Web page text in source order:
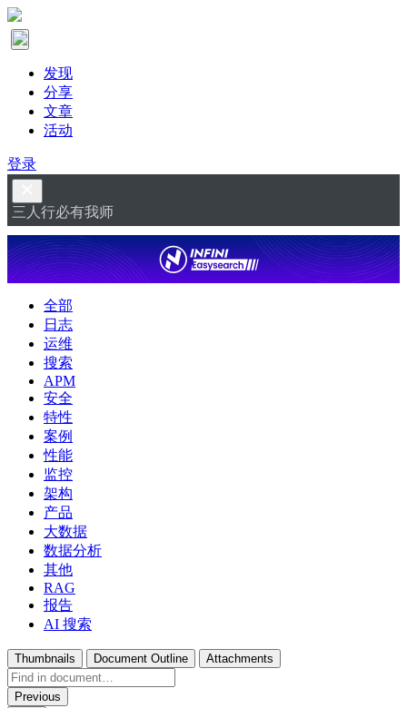
发现
分享
文章
活动
登录
三人行必有我师
全部
日志
运维
搜索
APM
安全
特性
案例
性能
监控
架构
产品
大数据
数据分析
其他
RAG
报告
AI 搜索
Thumbnails Document Outline Attachments
Previous